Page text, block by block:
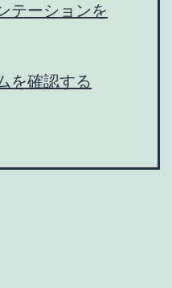
テーションを
を確認する